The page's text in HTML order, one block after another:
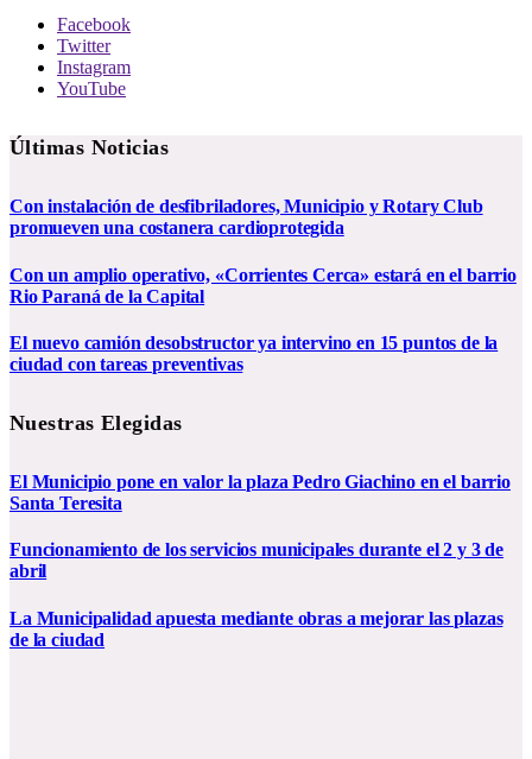
Facebook
Twitter
Instagram
YouTube
Últimas Noticias
Con instalación de desfibriladores, Municipio y Rotary Club
promueven una costanera cardioprotegida
Con un amplio operativo, «Corrientes Cerca» estará en el barrio
Rio Paraná de la Capital
El nuevo camión desobstructor ya intervino en 15 puntos de la
ciudad con tareas preventivas
Nuestras Elegidas
El Municipio pone en valor la plaza Pedro Giachino en el barrio
Santa Teresita
Funcionamiento de los servicios municipales durante el 2 y 3 de
abril
La Municipalidad apuesta mediante obras a mejorar las plazas
de la ciudad